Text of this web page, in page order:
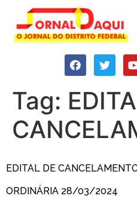
Tag:
EDITAL DE
ORDINÁRIA 28/03/2024